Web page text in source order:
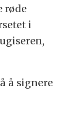
røde
i
å signere